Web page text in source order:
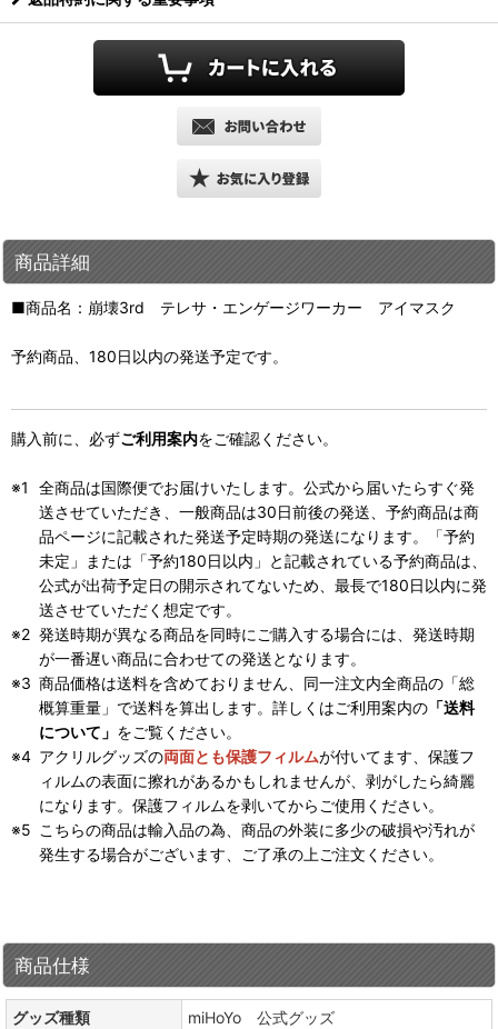
商品詳細
■商品名：崩壊3rd テレサ・エンゲージワーカー アイマスク
予約商品、180日以内の発送予定です。
購入前に、必ずご利用案内をご確認ください。
全商品は国際便でお届けいたします。公式から届いたらすぐ発
送させていただき、一般商品は30日前後の発送、予約商品は商
品ページに記載された発送予定時期の発送になります。「予約
未定」または「予約180日以内」と記載されている予約商品は、
公式が出荷予定日の開示されてないため、最長で180日以内に発
送させていただく想定です。
発送時期が異なる商品を同時にご購入する場合には、発送時期
が一番遅い商品に合わせての発送となります。
商品価格は送料を含めておりません、同一注文内全商品の「総
概算重量」で送料を算出します。詳しくはご利用案内の 「送料
について」 をご覧ください。
アクリルグッズの両面とも保護フィルムが付いてます、保護フ
ィルムの表面に擦れがあるかもしれませんが、剥がしたら綺麗
になります。保護フィルムを剥いてからご使用ください。
こちらの商品は輸入品の為、商品の外装に多少の破損や汚れが
発生する場合がございます、ご了承の上ご注文ください。
商品仕様
グッズ種類
miHoYo 公式グッズ